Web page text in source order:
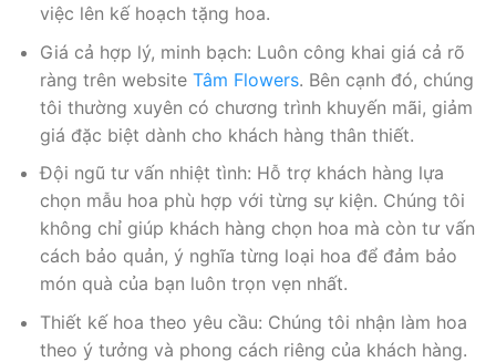
việc lên kế hoạch tặng hoa.
Giá cả hợp lý, minh bạch: Luôn công khai giá cả rõ
ràng trên website Tâm Flowers. Bên cạnh đó, chúng
tôi thường xuyên có chương trình khuyến mãi, giảm
giá đặc biệt dành cho khách hàng thân thiết.
Đội ngũ tư vấn nhiệt tình: Hỗ trợ khách hàng lựa
chọn mẫu hoa phù hợp với từng sự kiện. Chúng tôi
không chỉ giúp khách hàng chọn hoa mà còn tư vấn
cách bảo quản, ý nghĩa từng loại hoa để đảm bảo
món quà của bạn luôn trọn vẹn nhất.
Thiết kế hoa theo yêu cầu: Chúng tôi nhận làm hoa
theo ý tưởng và phong cách riêng của khách hàng.